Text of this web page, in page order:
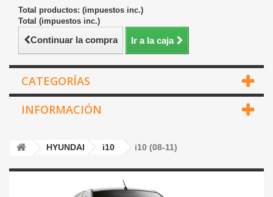
Total productos: (impuestos inc.)
Total (impuestos inc.)
Continuar la compra Ir a la caja
CATEGORÍAS
INFORMACIÓN
HYUNDAI i10 i10 (08-11)